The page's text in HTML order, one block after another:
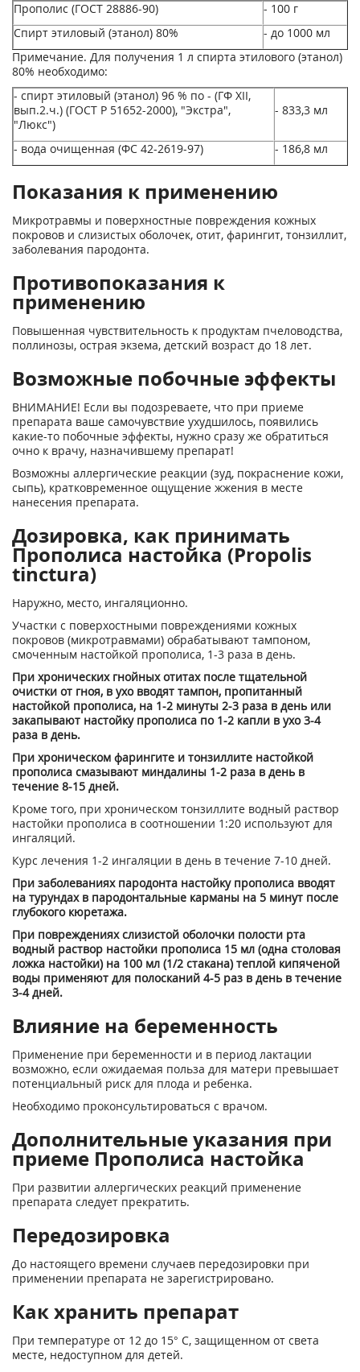
Прополис (ГОСТ 28886-90)
- 100 г
Спирт этиловый (этанол) 80%
- до 1000 мл
Примечание. Для получения 1 л спирта этилового (этанол)
80% необходимо:
- спирт этиловый (этанол) 96 % по - (ГФ XII,
вып.2.ч.) (ГОСТ Р 51652-2000), "Экстра",
"Люкс")
- 833,3 мл
- вода очищенная (ФС 42-2619-97) - 186,8 мл
Показания к применению
Микротравмы и поверхностные повреждения кожных
покровов и слизистых оболочек, отит, фарингит, тонзиллит,
заболевания пародонта.
Противопоказания к
применению
Повышенная чувствительность к продуктам пчеловодства,
поллинозы, острая экзема, детский возраст до 18 лет.
Возможные побочные эффекты
ВНИМАНИЕ! Если вы подозреваете, что при приеме
препарата ваше самочувствие ухудшилось, появились
какие-то побочные эффекты, нужно сразу же обратиться
очно к врачу, назначившему препарат!
Возможны аллергические реакции (зуд, покраснение кожи,
сыпь), кратковременное ощущение жжения в месте
нанесения препарата.
Дозировка, как принимать
Прополиса настойка (Propolis
tinctura)
Наружно, место, ингаляционно.
Участки с поверхостными повреждениями кожных
покровов (микротравмами) обрабатывают тампоном,
смоченным настойкой прополиса, 1-3 раза в день.
При хронических гнойных отитах после тщательной
очистки от гноя, в ухо вводят тампон, пропитанный
настойкой прополиса, на 1-2 минуты 2-3 раза в день или
закапывают настойку прополиса по 1-2 капли в ухо 3-4
раза в день.
При хроническом фарингите и тонзиллите настойкой
прополиса смазывают миндалины 1-2 раза в день в
течение 8-15 дней.
Кроме того, при хроническом тонзиллите водный раствор
настойки прополиса в соотношении 1:20 используют для
ингаляций.
Курс лечения 1-2 ингаляции в день в течение 7-10 дней.
При заболеваниях пародонта настойку прополиса вводят
на турундах в пародонтальные карманы на 5 минут после
глубокого кюретажа.
При повреждениях слизистой оболочки полости рта
водный раствор настойки прополиса 15 мл (одна столовая
ложка настойки) на 100 мл (1/2 стакана) теплой кипяченой
воды применяют для полосканий 4-5 раз в день в течение
3-4 дней.
Влияние на беременность
Применение при беременности и в период лактации
возможно, если ожидаемая польза для матери превышает
потенциальный риск для плода и ребенка.
Необходимо проконсультироваться с врачом.
Дополнительные указания при
приеме Прополиса настойка
При развитии аллергических реакций применение
препарата следует прекратить.
Передозировка
До настоящего времени случаев передозировки при
применении препарата не зарегистрировано.
Как хранить препарат
При температуре от 12 до 15° С, защищенном от света
месте, недоступном для детей.